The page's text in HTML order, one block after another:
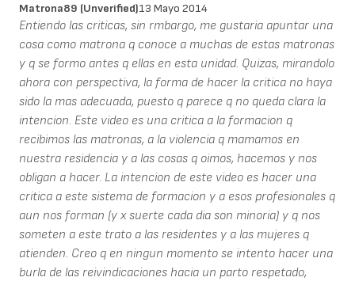
Matrona89 (unverified)13 Mayo 2014
Entiendo las criticas, sin rmbargo, me gustaria apuntar una
cosa como matrona q conoce a muchas de estas matronas
y q se formo antes q ellas en esta unidad. Quizas, mirandolo
ahora con perspectiva, la forma de hacer la critica no haya
sido la mas adecuada, puesto q parece q no queda clara la
intencion. Este video es una critica a la formacion q
recibimos las matronas, a la violencia q mamamos en
nuestra residencia y a las cosas q oimos, hacemos y nos
obligan a hacer. La intencion de este video es hacer una
critica a este sistema de formacion y a esos profesionales q
aun nos forman (y x suerte cada dia son minoria) y q nos
someten a este trato a las residentes y a las mujeres q
atienden. Creo q en ningun momento se intento hacer una
burla de las reivindicaciones hacia un parto respetado,